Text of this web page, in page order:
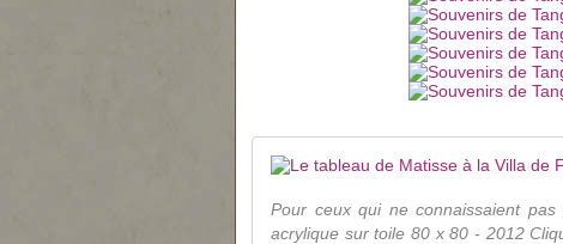
Pour ceux qui ne connaissaient
acrylique sur toile 80 x 80 - 2012